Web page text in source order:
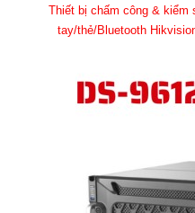
Thiết bị chấm công & kiểm
tay/thẻ/Bluetooth